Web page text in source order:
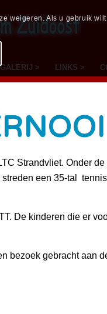
> LINKS >
Strandvliet. Onder
een 35-tal
De kinderen die er
bezoek gebracht aan
weigeren. Als u gebruik